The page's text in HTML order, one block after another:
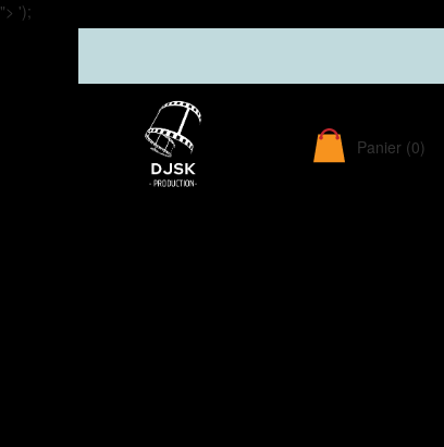
"> ');
Panier (0)